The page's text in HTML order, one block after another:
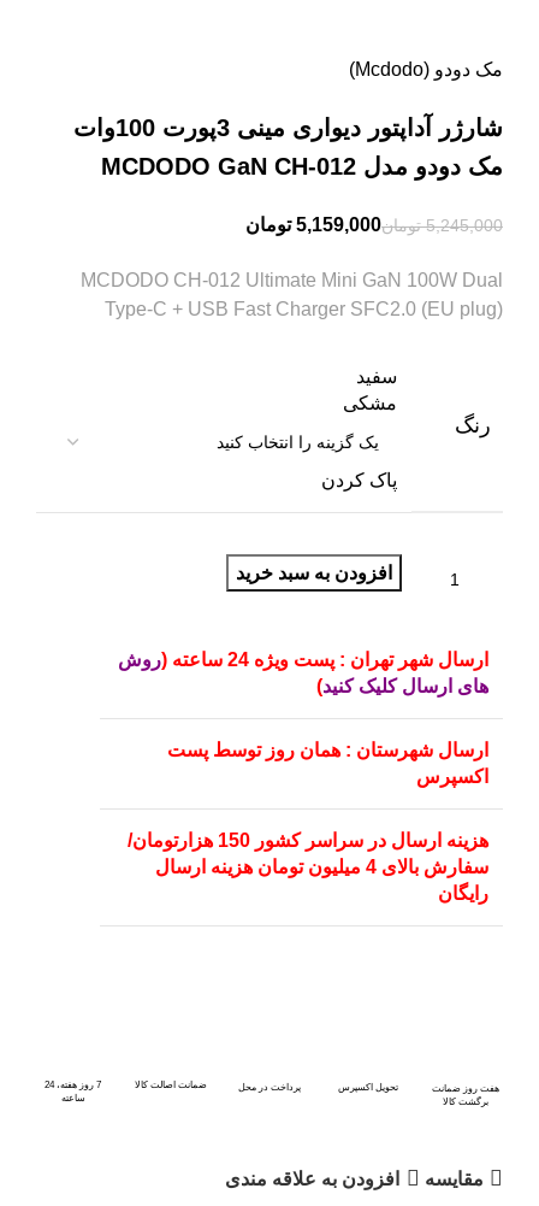
مک دودو (Mcdodo)
شارژر آداپتور دیواری مینی 3پورت 100وات
مک دودو مدل MCDODO GaN CH-012
5,245,000 تومان5,159,000 تومان
MCDODO CH-012 Ultimate Mini GaN 100W Dual
Type-C + USB Fast Charger SFC2.0 (EU plug)
رنگ
سفید
مشکی
پاک کردن
افزودن به سبد خرید
ارسال شهر تهران : پست ویژه 24 ساعته (
روش
های ارسال کلیک کنید)
ارسال شهرستان : همان روز توسط پست
اکسپرس
هزینه ارسال در سراسر کشور 150 هزارتومان/
سفارش بالای 4 میلیون تومان هزینه ارسال
رایگان
هفت روز ضمانت
برگشت کالا
تحویل اکسپرس پرداخت در محل ضمانت اصالت کالا
7 روز هفته، 24
ساعته
مقايسه افزودن به علاقه مندی